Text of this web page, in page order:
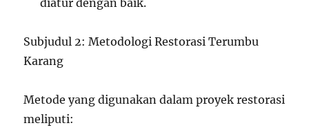
diatur dengan baik.
Subjudul 2: Metodologi Restorasi Terumbu
Karang
Metode yang digunakan dalam proyek restorasi
meliputi: